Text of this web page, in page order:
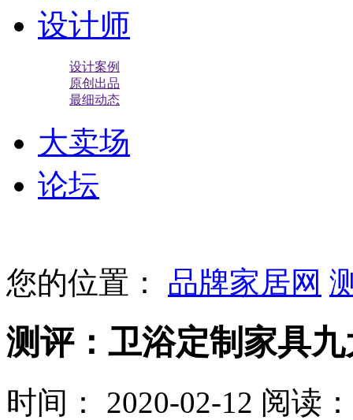
设计师
设计案例
原创出品
最细动态
大卖场
论坛
您的位置： 品牌家居网
测评：卫浴定制家具
时间： 2020-02-12 阅读